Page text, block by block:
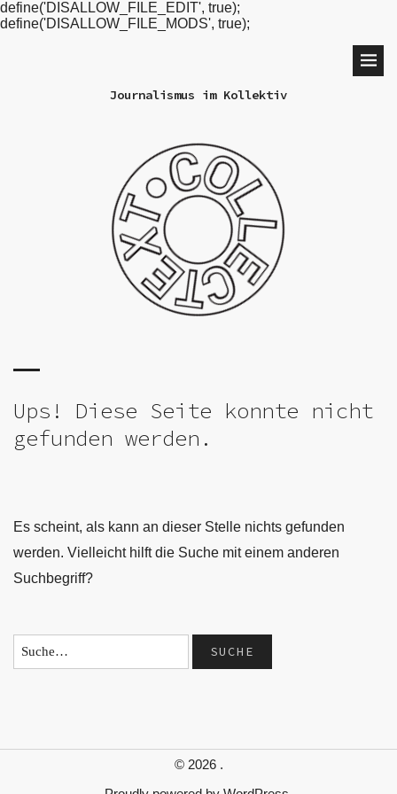
define('DISALLOW_FILE_EDIT', true);
define('DISALLOW_FILE_MODS', true);
Journalismus im Kollektiv
Ups! Diese Seite konnte nicht
gefunden werden.
Es scheint, als kann an dieser Stelle nichts gefunden
werden. Vielleicht hilft die Suche mit einem anderen
Suchbegriff?
© 2026 .